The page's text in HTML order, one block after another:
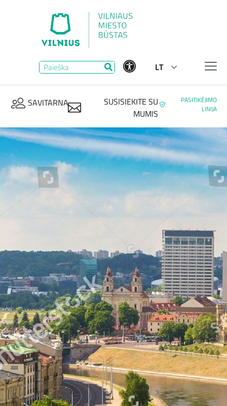
LT
SUSISIEKITE SU
MUMIS
PASITIKĖJIMO
LINIJA
SAVITARNA